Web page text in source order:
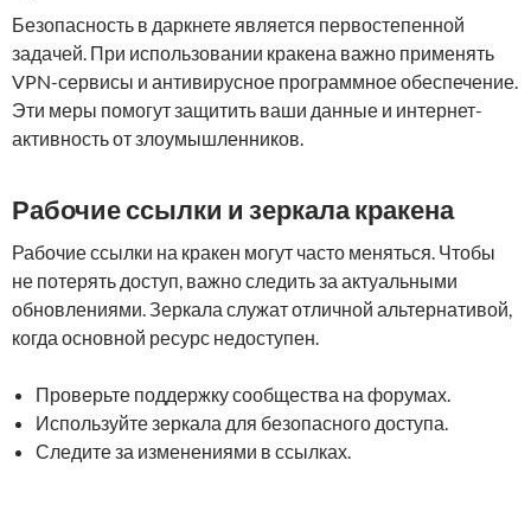
Безопасность в даркнете является первостепенной
задачей. При использовании кракена важно применять
VPN-сервисы и антивирусное программное обеспечение.
Эти меры помогут защитить ваши данные и интернет-
активность от злоумышленников.
Рабочие ссылки и зеркала кракена
Рабочие ссылки на кракен могут часто меняться. Чтобы
не потерять доступ, важно следить за актуальными
обновлениями. Зеркала служат отличной альтернативой,
когда основной ресурс недоступен.
Проверьте поддержку сообщества на форумах.
Используйте зеркала для безопасного доступа.
Следите за изменениями в ссылках.